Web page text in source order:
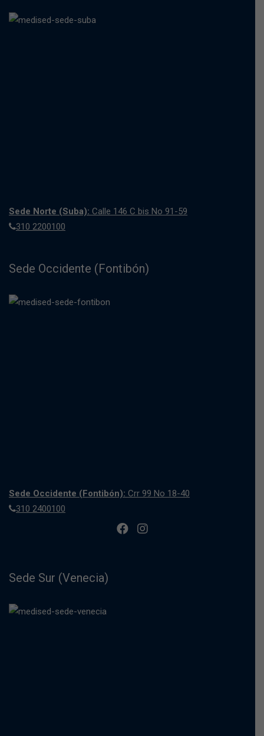
Sede Norte (Suba): Calle 146 C bis No 91-59
310 2200100
Sede Occidente (Fontibón)
Sede Occidente (Fontibón): Crr 99 No 18-40
310 2400100
Sede Sur (Venecia)